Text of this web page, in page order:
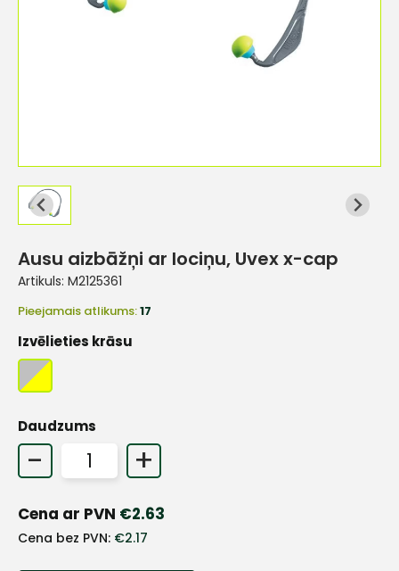
Ausu aizbāžņi ar lociņu, Uvex x-cap
Artikuls: M2125361
Pieejamais atlikums:17
Izvēlieties krāsu
Daudzums
- +
Cena ar PVN €2.63
Cena bez PVN: €2.17
+